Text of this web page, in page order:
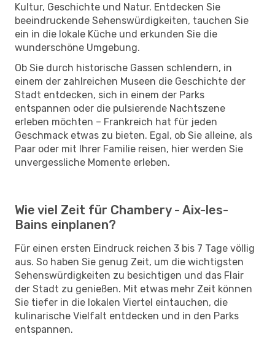
Kultur, Geschichte und Natur. Entdecken Sie
beeindruckende Sehenswürdigkeiten, tauchen Sie
ein in die lokale Küche und erkunden Sie die
wunderschöne Umgebung.
Ob Sie durch historische Gassen schlendern, in
einem der zahlreichen Museen die Geschichte der
Stadt entdecken, sich in einem der Parks
entspannen oder die pulsierende Nachtszene
erleben möchten – Frankreich hat für jeden
Geschmack etwas zu bieten. Egal, ob Sie alleine, als
Paar oder mit Ihrer Familie reisen, hier werden Sie
unvergessliche Momente erleben.
Wie viel Zeit für Chambery - Aix-les-
Bains einplanen?
Für einen ersten Eindruck reichen 3 bis 7 Tage völlig
aus. So haben Sie genug Zeit, um die wichtigsten
Sehenswürdigkeiten zu besichtigen und das Flair
der Stadt zu genießen. Mit etwas mehr Zeit können
Sie tiefer in die lokalen Viertel eintauchen, die
kulinarische Vielfalt entdecken und in den Parks
entspannen.